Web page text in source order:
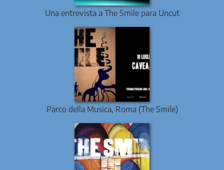
Una entrevista a The Smile para Uncut
Parco della Musica, Roma (The Smile)